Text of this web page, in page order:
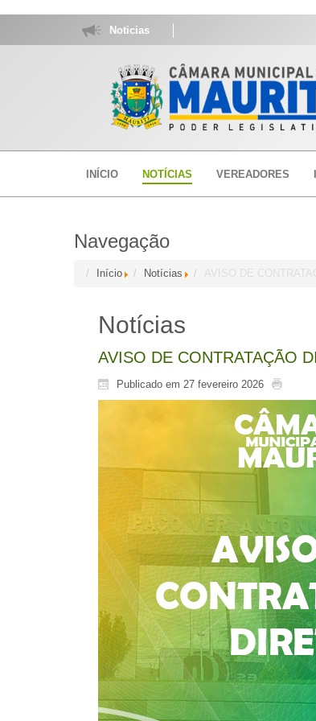
Noticias
INÍCIO NOTÍCIAS VEREADORES
Navegação
Início Notícias AVISO DE
Notícias
AVISO DE CONTRATAÇÃO
Publicado em 27 fevereiro 2026